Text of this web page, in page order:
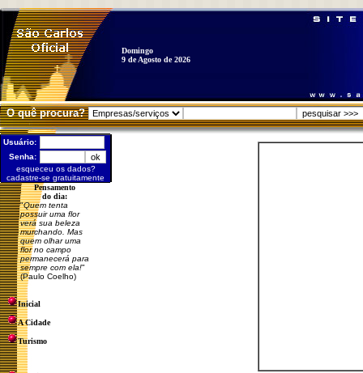
Domingo
9 de Agosto de 2026
O quê procura?
Usuário:
Senha:
esqueceu os dados?
cadastre-se gratuitamente
Pensamento
do dia:
"Quem tenta
possuir uma flor
verá sua beleza
murchando. Mas
quem olhar uma
flor no campo
permanecerá para
sempre com ela!"
(Paulo Coelho)
Inicial
A Cidade
Turismo